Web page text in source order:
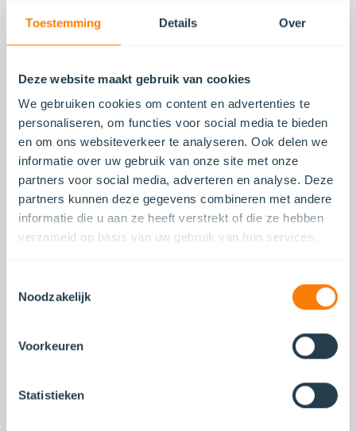
Toestemming Details Over
Deze website maakt gebruik van cookies
We gebruiken cookies om content en advertenties te
personaliseren, om functies voor social media te bieden
en om ons websiteverkeer te analyseren. Ook delen we
informatie over uw gebruik van onze site met onze
partners voor social media, adverteren en analyse. Deze
partners kunnen deze gegevens combineren met andere
informatie die u aan ze heeft verstrekt of die ze hebben
verzameld op basis van uw gebruik van hun services.
Noodzakelijk
Voorkeuren
Statistieken
Bellen of mailen?
+31 (0)20 54 737 10
info@sheldoninvest.nl
Adresgegevens
Openingstijden